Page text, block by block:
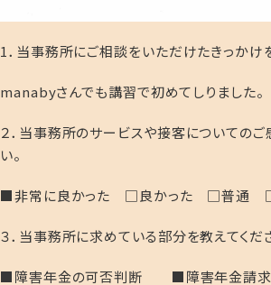
1．当事務所にご相談をいただけたきっかけ
manabyさんでも講習で初めてしりました。
２．当事務所のサービスや接客についての
い。
■非常に良かった □良かった □普通 □
３．当事務所に求めている部分を教えてくだ
■障害年金の可否判断 ■障害年金請求